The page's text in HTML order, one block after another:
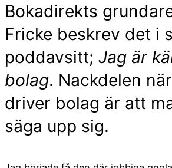
Bokadirekts
Fricke beskrev det i
poddavsitt; Jag är
bolag. Nackdelen
driver bolag är att
säga upp sig.